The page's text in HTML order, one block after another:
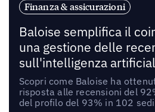
Finanza & assicurazioni
Baloise semplifica il
una gestione delle
sull'intelligenza
Scopri come Baloise ha
risposta alle recensioni del
del profilo del 93% in 102